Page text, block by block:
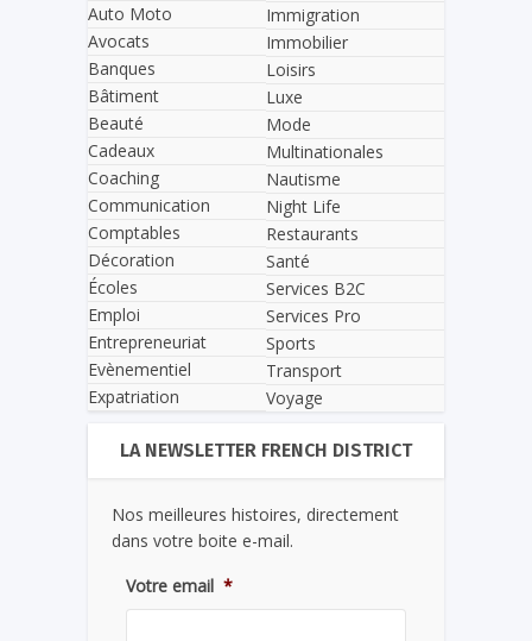
Auto Moto
Avocats
Banques
Bâtiment
Beauté
Cadeaux
Coaching
Communication
Comptables
Décoration
Écoles
Emploi
Entrepreneuriat
Evènementiel
Expatriation
Immigration
Immobilier
Loisirs
Luxe
Mode
Multinationales
Nautisme
Night Life
Restaurants
Santé
Services B2C
Services Pro
Sports
Transport
Voyage
LA NEWSLETTER FRENCH DISTRICT
Nos meilleures histoires, directement
dans votre boite e-mail.
Votre email *